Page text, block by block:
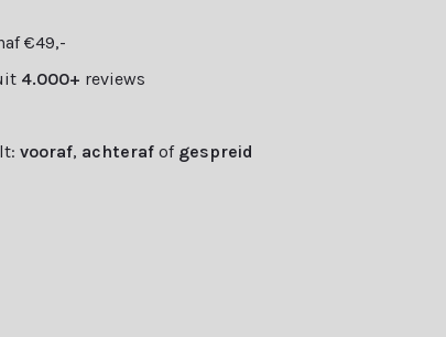
€49,-
4.000+ reviews
vooraf, achteraf of gespreid